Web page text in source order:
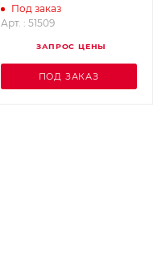
Под заказ
Арт. : 51509
ЗАПРОС ЦЕНЫ
ПОД ЗАКАЗ